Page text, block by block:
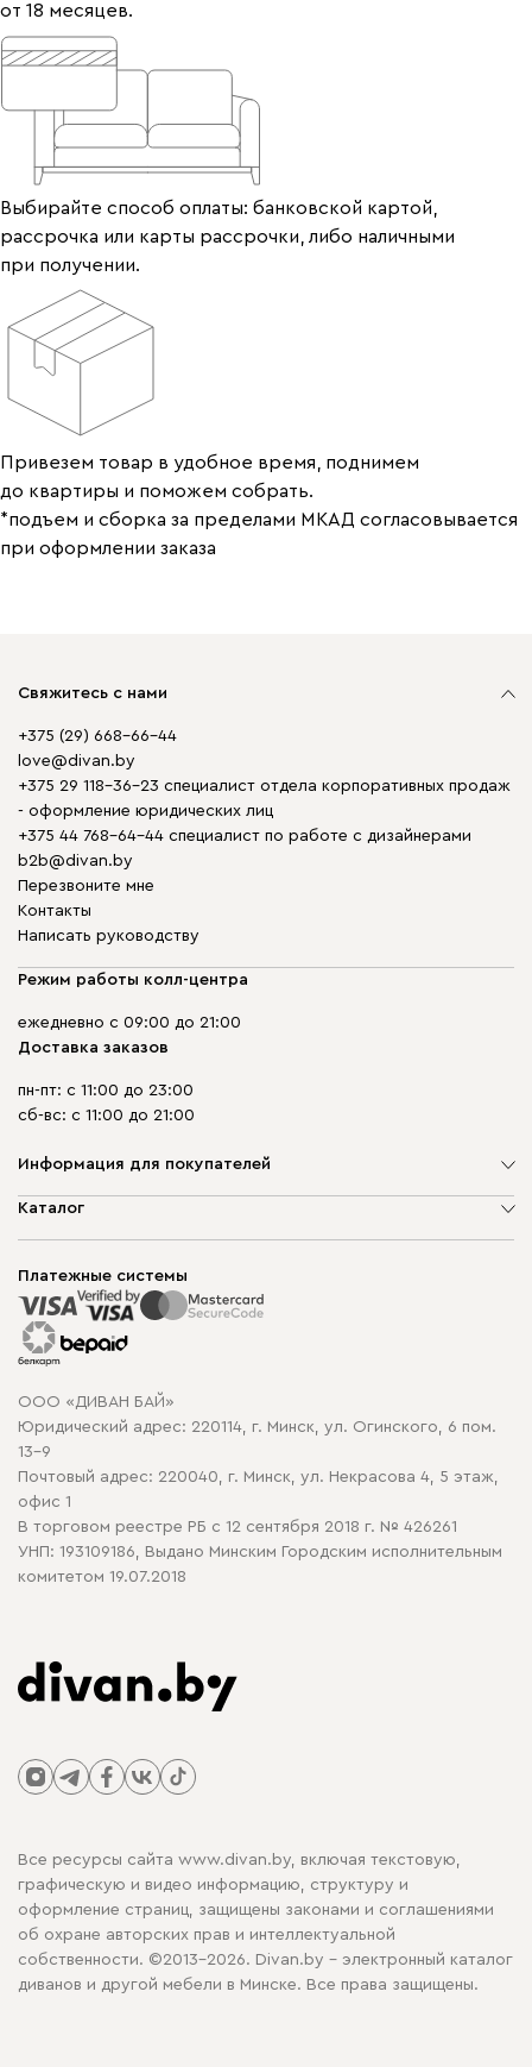
от 18 месяцев.
Выбирайте способ оплаты: банковской картой,
рассрочка или карты рассрочки, либо наличными
при получении.
Привезем товар в удобное время, поднимем
до квартиры и поможем собрать.
*подъем и сборка за пределами МКАД согласовывается
при оформлении заказа
Свяжитесь с нами
+375 (29) 668-66-44
love@divan.by
+375 29 118-36-23 специалист отдела корпоративных продаж
- оформление юридических лиц
+375 44 768-64-44 специалист по работе с дизайнерами
b2b@divan.by
Перезвоните мне
Контакты
Написать руководству
Режим работы колл-центра
ежедневно с 09:00 до 21:00
Доставка заказов
пн-пт: с 11:00 до 23:00
сб-вс: с 11:00 до 21:00
Информация для покупателей
О компании
Способы оплаты
Рассрочка и кредит
Гарантия
Карта сайта
Политика конфиденциальности
Политика в отношении обработки cookie
Каталог
Корпусная мебель
Распродажа мебели
Платежные системы
ООО «ДИВАН БАЙ»
Юридический адрес: 220114, г. Минск, ул. Огинского, 6 пом.
13-9
Почтовый адрес: 220040, г. Минск, ул. Некрасова 4, 5 этаж,
офис 1
В торговом реестре РБ с 12 сентября 2018 г. № 426261
УНП: 193109186, Выдано Минским Городским исполнительным
комитетом 19.07.2018
Все ресурсы сайта www.divan.by, включая текстовую,
графическую и видео информацию, структуру и
оформление страниц, защищены законами и соглашениями
об охране авторских прав и интеллектуальной
собственности. ©2013-2026. Divan.by - электронный каталог
диванов и другой мебели в Минске. Все права защищены.